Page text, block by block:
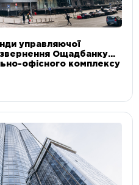
управляючої
Ощадбанку
офісного комплексу